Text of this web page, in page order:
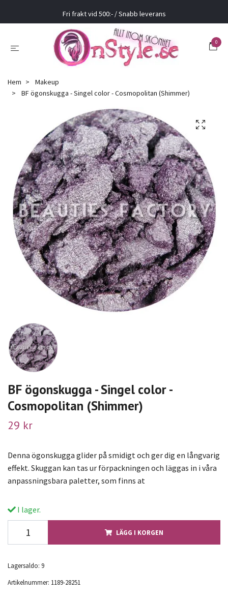
Fri frakt vid 500:- / Snabb leverans
0
Hem
Makeup
BF ögonskugga - Singel color - Cosmopolitan (Shimmer)
BF ögonskugga - Singel color -
Cosmopolitan (Shimmer)
29 kr
Denna ögonskugga glider på smidigt och ger dig en långvarig
effekt. Skuggan kan tas ur förpackningen och läggas in i våra
anpassningsbara paletter, som finns at
I lager.
LÄGG I KORGEN
Lagersaldo: 9
Artikelnummer: 1189-28251